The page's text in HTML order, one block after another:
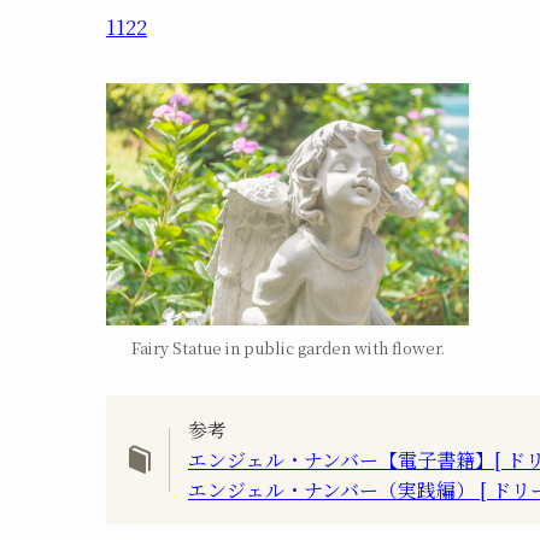
1122
Fairy Statue in public garden with flower.
参考
エンジェル・ナンバー【電子書籍】[ ド
エンジェル・ナンバー（実践編） [ ド